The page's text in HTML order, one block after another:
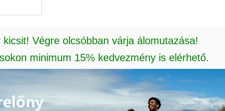
Végre olcsóbban várja álomutazása!
minimum 15% kedvezmény is elérhető.